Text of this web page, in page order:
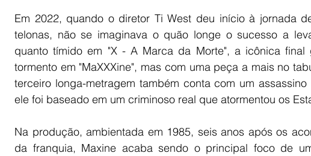
Em 2022, quando o diretor Ti West deu início à jornada
telonas, não se imaginava o quão longe o sucesso a
quanto tímido em "X - A Marca da Morte", a icônica final
tormento em "MaXXXine", mas com uma peça a mais no
terceiro longa-metragem também conta com um
ele foi baseado em um criminoso real que atormentou os
Na produção, ambientada em 1985, seis anos após os
da franquia, Maxine acaba sendo o principal foco de